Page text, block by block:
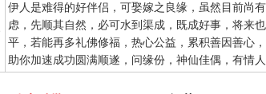
伊人是难得的好伴侣，可娶嫁之良缘，虽然目前尚
虑，先顺其自然，必可水到渠成，既成好事，将来
平，若能再多礼佛修福，热心公益，累积善因善心
助你加速成功圆满顺遂，问缘份，神仙佳偶，有情
缘签诗，抽灵签前要专心一致，秉除杂念，先双手